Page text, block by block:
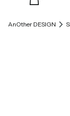
AnOther DESIGN